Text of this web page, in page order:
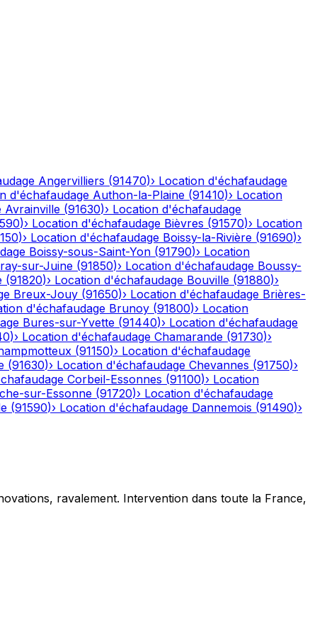
Angervilliers (91470)› Location d'échafaudage
d'échafaudage Authon-la-Plaine (91410)› Location
Avrainville (91630)› Location d'échafaudage
)› Location d'échafaudage Bièvres (91570)› Location
)› Location d'échafaudage Boissy-la-Rivière (91690)›
Boissy-sous-Saint-Yon (91790)› Location
sur-Juine (91850)› Location d'échafaudage Boussy-
(91820)› Location d'échafaudage Bouville (91880)›
Breux-Jouy (91650)› Location d'échafaudage Brières-
d'échafaudage Brunoy (91800)› Location
Bures-sur-Yvette (91440)› Location d'échafaudage
)› Location d'échafaudage Chamarande (91730)›
(91150)› Location d'échafaudage
(91630)› Location d'échafaudage Chevannes (91750)›
Corbeil-Essonnes (91100)› Location
sur-Essonne (91720)› Location d'échafaudage
(91590)› Location d'échafaudage Dannemois (91490)›
ravalement. Intervention dans toute la France,